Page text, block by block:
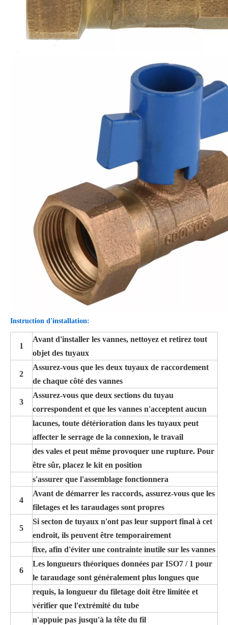
Instruction d'installation:
1
Avant d'installer les vannes, nettoyez et retirez tout
objet des tuyaux
2
Assurez-vous que les deux tuyaux de raccordement
de chaque côté des vannes
3
Assurez-vous que deux sections du tuyau
correspondent et que les vannes n'acceptent aucun
lacunes, toute détérioration dans les tuyaux peut
affecter le serrage de la connexion, le travail
des vales et peut même provoquer une rupture. Pour
être sûr, placez le kit en position
s'assurer que l'assemblage fonctionnera
4
Avant de démarrer les raccords, assurez-vous que les
filetages et les taraudages sont propres
5
Si secton de tuyaux n'ont pas leur support final à cet
endroit, ils peuvent être temporairement
fixe, afin d'éviter une contrainte inutile sur les vannes
6
Les longueurs théoriques données par ISO7 / 1 pour
le taraudage sont généralement plus longues que
requis, la longueur du filetage doit être limitée et
vérifier que l'extrémité du tube
n'appuie pas jusqu'à la tête du fil